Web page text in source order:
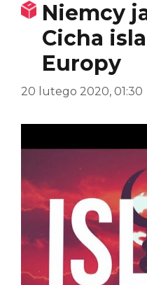
Niemcy
Cicha
Europy
20 lutego 2020, 01:30